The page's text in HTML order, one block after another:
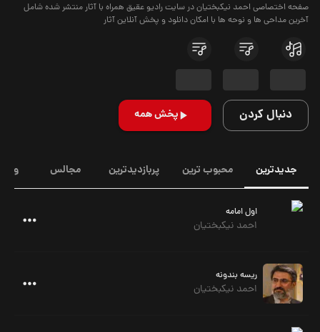
صفحه اختصاصی احمد نیکبختیان در سایت رادیو عقیق همراه با آثار منتشر شده شامل
آخرین مداحی ها و نوحه ها با امکان دانلود و پخش آنلاین آثار
دنبال کردن پخش همه
جدیدترین محبوب ترین پربازدیدترین مجالس
اول امامه
احمد نیکبختیان
ریسه بندونه
احمد نیکبختیان